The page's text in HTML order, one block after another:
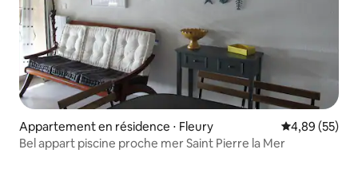
Appartement en résidence ⋅ Fleury Évaluation
4,89 (55)
Bel appart piscine proche mer Saint Pierre la Mer